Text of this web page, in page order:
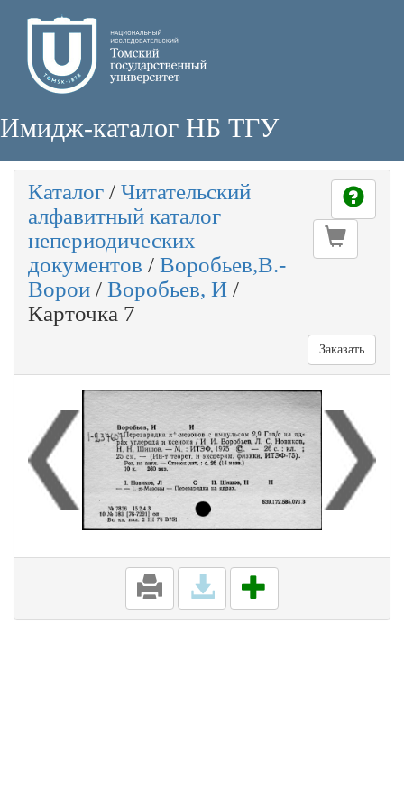
Имидж-каталог НБ ТГУ
Каталог / Читательский
алфавитный каталог
непериодических
документов / Воробьев,В.-
Ворои / Воробьев, И /
Карточка 7
Заказать